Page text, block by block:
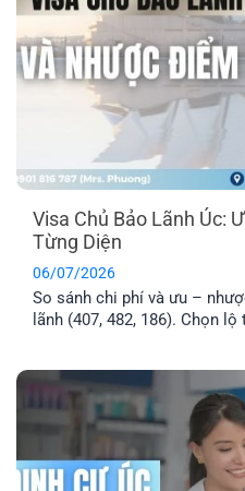
Visa Chủ Bảo Lãnh Úc:
Từng Diện
06/07/2026
So sánh chi phí và ưu –
lãnh (407, 482, 186). Chọn